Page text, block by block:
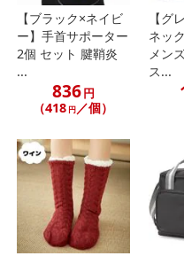
こちらの情報は2026-07-09 13:55:57.0
【ブラック×ネイビ
ー】手首サポーター
2個 セット 腱鞘炎
...
836円
（418 円／個）
【グ
ネッ
メン
ス...